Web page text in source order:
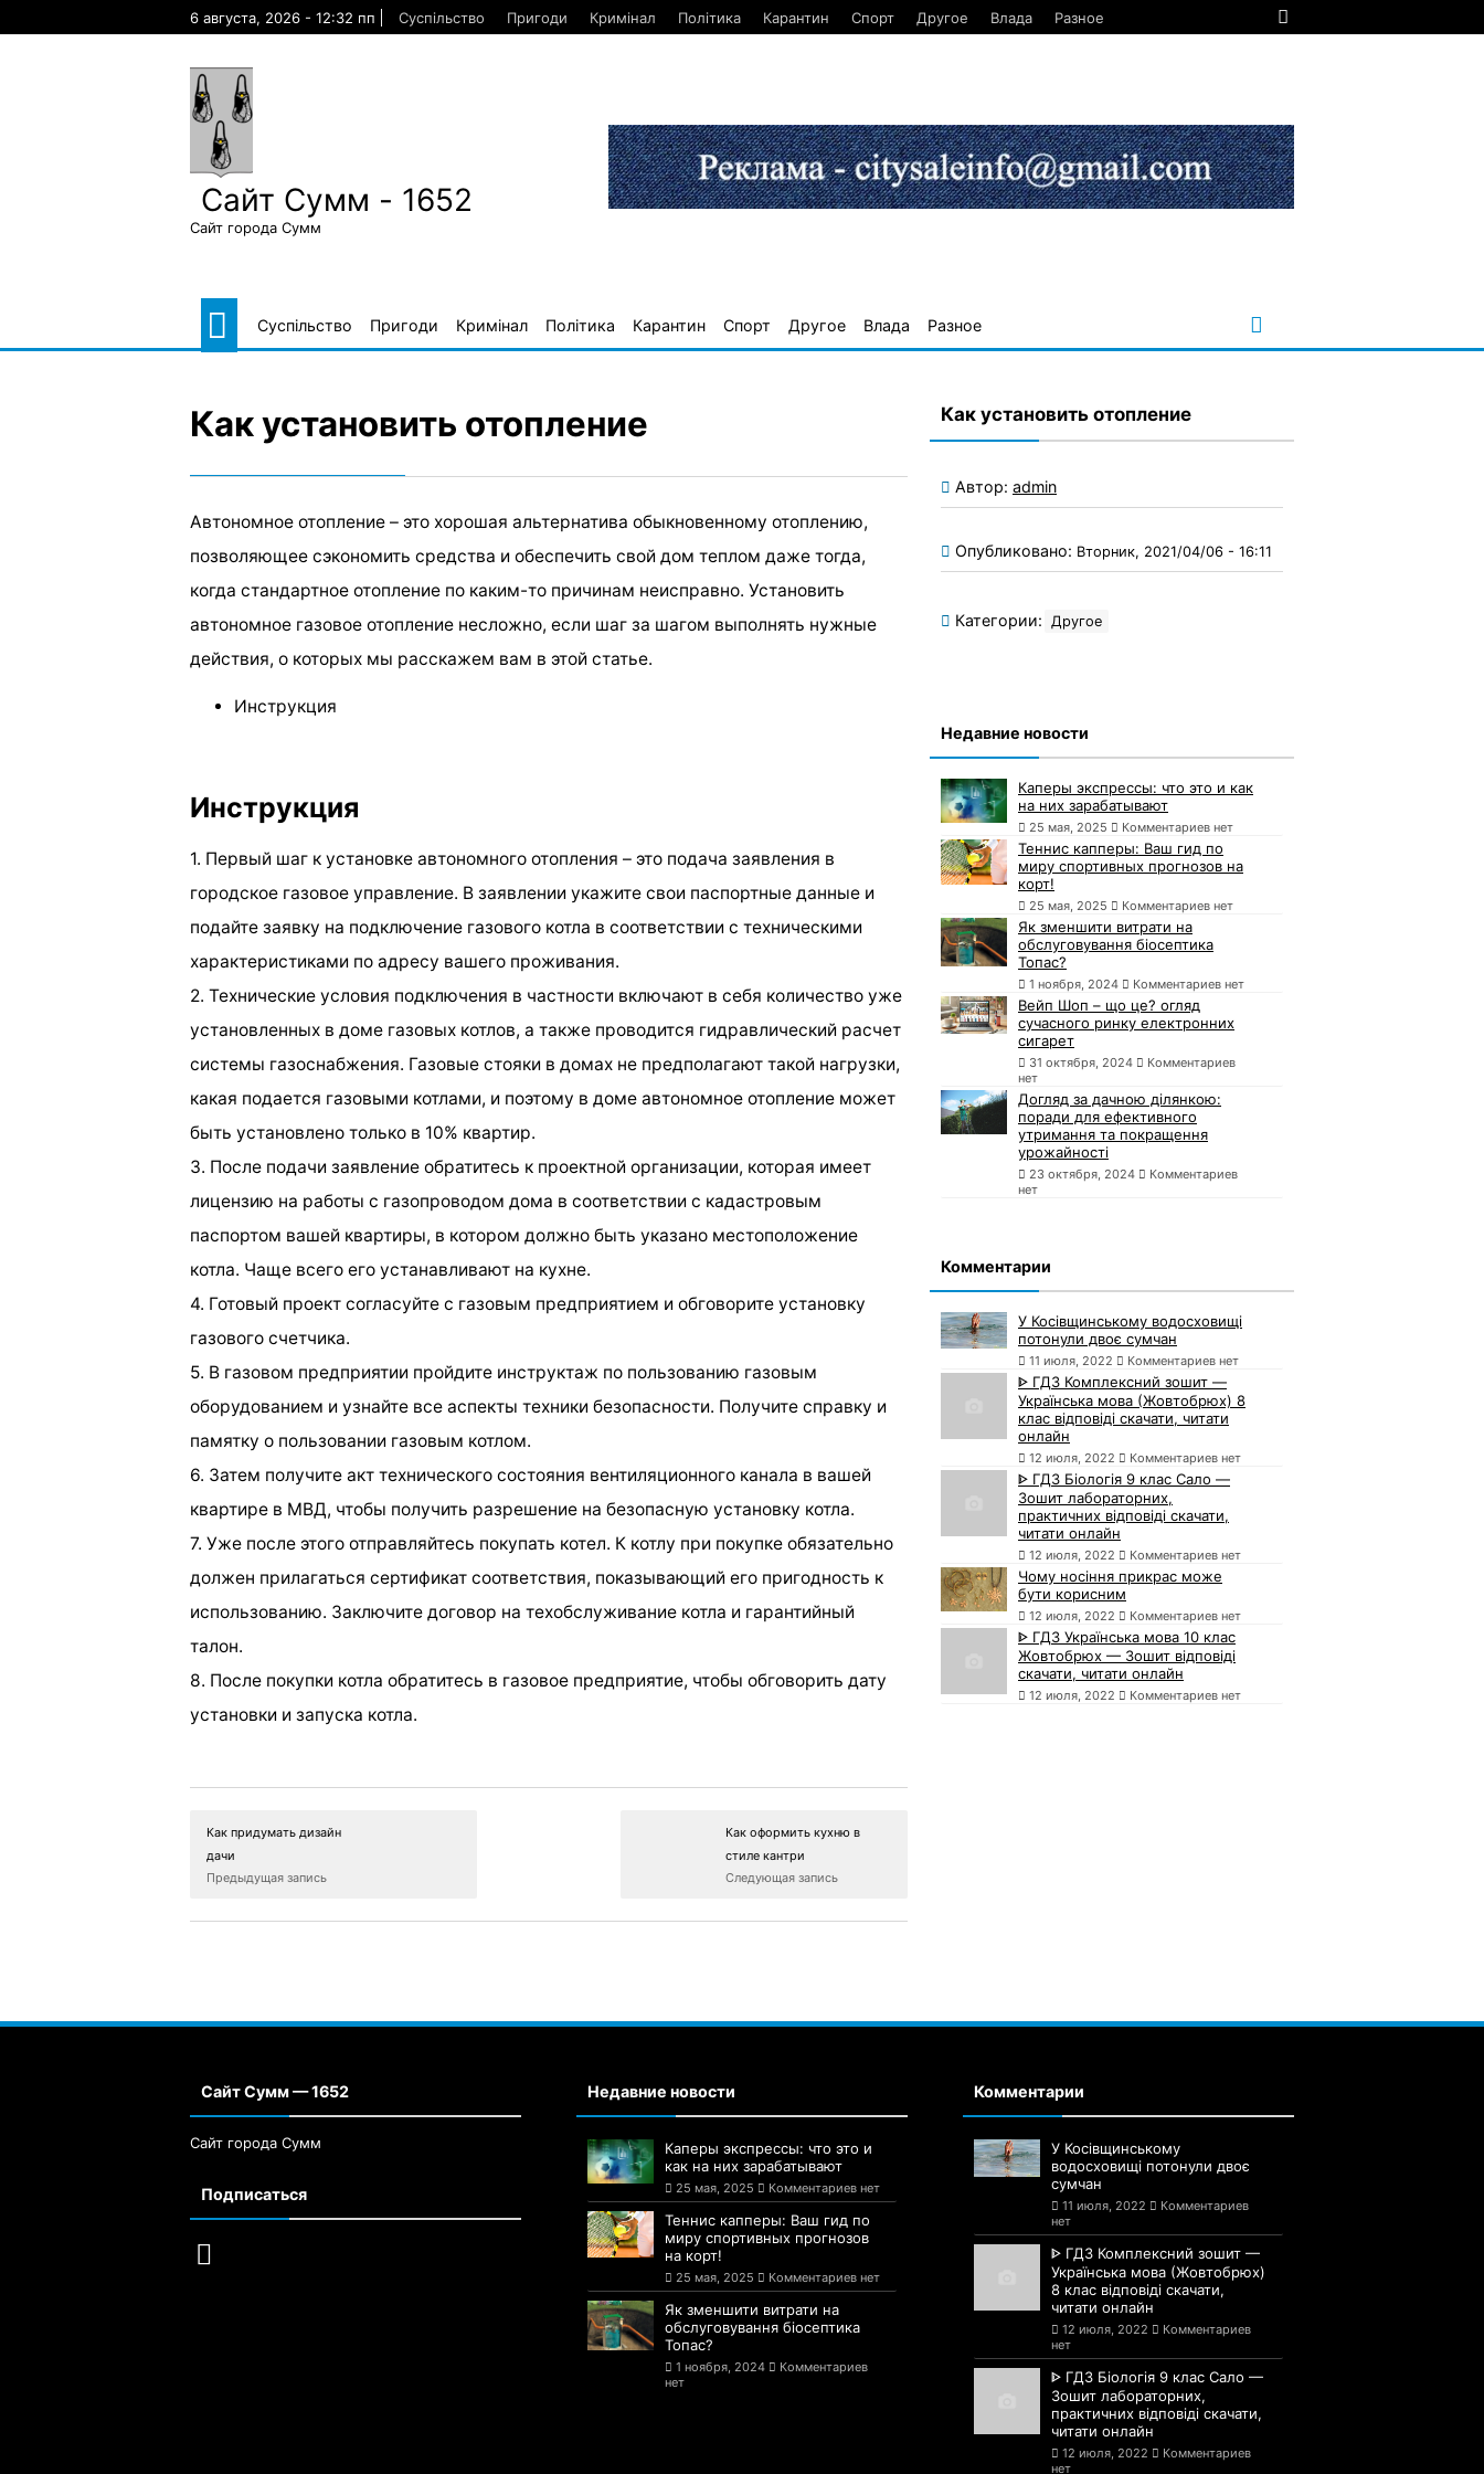
6 августа, 2026 - 12:32 пп Суспільство Пригоди Кримінал Політика Карантин Спорт Другое Влада Разное
Сайт Сумм - 1652
Сайт города Сумм
Суспільство Пригоди Кримінал Політика Карантин Спорт Другое Влада Разное
Как установить отопление
Автономное отопление – это хорошая альтернатива обыкновенному отоплению,
позволяющее сэкономить средства и обеспечить свой дом теплом даже тогда,
когда стандартное отопление по каким-то причинам неисправно. Установить
автономное газовое отопление несложно, если шаг за шагом выполнять нужные
действия, о которых мы расскажем вам в этой статье.
Инструкция
Инструкция
1. Первый шаг к установке автономного отопления – это подача заявления в
городское газовое управление. В заявлении укажите свои паспортные данные и
подайте заявку на подключение газового котла в соответствии с техническими
характеристиками по адресу вашего проживания.
2. Технические условия подключения в частности включают в себя количество уже
установленных в доме газовых котлов, а также проводится гидравлический расчет
системы газоснабжения. Газовые стояки в домах не предполагают такой нагрузки,
какая подается газовыми котлами, и поэтому в доме автономное отопление может
быть установлено только в 10% квартир.
3. После подачи заявление обратитесь к проектной организации, которая имеет
лицензию на работы с газопроводом дома в соответствии с кадастровым
паспортом вашей квартиры, в котором должно быть указано местоположение
котла. Чаще всего его устанавливают на кухне.
4. Готовый проект согласуйте с газовым предприятием и обговорите установку
газового счетчика.
5. В газовом предприятии пройдите инструктаж по пользованию газовым
оборудованием и узнайте все аспекты техники безопасности. Получите справку и
памятку о пользовании газовым котлом.
6. Затем получите акт технического состояния вентиляционного канала в вашей
квартире в МВД, чтобы получить разрешение на безопасную установку котла.
7. Уже после этого отправляйтесь покупать котел. К котлу при покупке обязательно
должен прилагаться сертификат соответствия, показывающий его пригодность к
использованию. Заключите договор на техобслуживание котла и гарантийный
талон.
8. После покупки котла обратитесь в газовое предприятие, чтобы обговорить дату
установки и запуска котла.
Как придумать дизайн
дачи
Предыдущая запись
Как оформить кухню в
стиле кантри
Следующая запись
Как установить отопление
Автор: admin
Опубликовано: Вторник, 2021/04/06 - 16:11
Категории: Другое
Недавние новости
Каперы экспрессы: что это и как
на них зарабатывают
25 мая, 2025 Комментариев нет
Теннис капперы: Ваш гид по
миру спортивных прогнозов на
корт!
25 мая, 2025 Комментариев нет
Як зменшити витрати на
обслуговування біосептика
Топас?
1 ноября, 2024 Комментариев нет
Вейп Шоп – що це? огляд
сучасного ринку електронних
сигарет
31 октября, 2024
Комментариев
нет
Догляд за дачною ділянкою:
поради для ефективного
утримання та покращення
урожайності
23 октября, 2024
Комментариев
нет
Комментарии
У Косівщинському водосховищі
потонули двоє сумчан
11 июля, 2022 Комментариев нет
ᐈ ГДЗ Комплексний зошит —
Українська мова (Жовтобрюх) 8
клас відповіді скачати, читати
онлайн
12 июля, 2022 Комментариев нет
ᐈ ГДЗ Біологія 9 клас Сало —
Зошит лабораторних,
практичних відповіді скачати,
читати онлайн
12 июля, 2022 Комментариев нет
Чому носіння прикрас може
бути корисним
12 июля, 2022 Комментариев нет
ᐈ ГДЗ Українська мова 10 клас
Жовтобрюх — Зошит відповіді
скачати, читати онлайн
12 июля, 2022 Комментариев нет
Сайт Сумм — 1652
Сайт города Сумм
Подписаться
Недавние новости
Каперы экспрессы: что это и
как на них зарабатывают
25 мая, 2025 Комментариев нет
Теннис капперы: Ваш гид по
миру спортивных прогнозов
на корт!
25 мая, 2025 Комментариев нет
Як зменшити витрати на
обслуговування біосептика
Топас?
1 ноября, 2024
Комментариев
нет
Комментарии
У Косівщинському
водосховищі потонули двоє
сумчан
11 июля, 2022
Комментариев
нет
ᐈ ГДЗ Комплексний зошит —
Українська мова (Жовтобрюх)
8 клас відповіді скачати,
читати онлайн
12 июля, 2022
Комментариев
нет
ᐈ ГДЗ Біологія 9 клас Сало —
Зошит лабораторних,
практичних відповіді скачати,
читати онлайн
12 июля, 2022
Комментариев
нет